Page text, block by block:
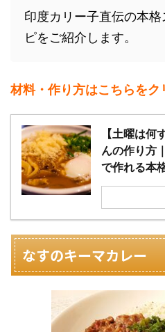
印度カリー子直伝の本
ピをご紹介します。
材料・作り方はこちらを
【土曜は何
んの作り方
で作れる本
なすのキーマカレー